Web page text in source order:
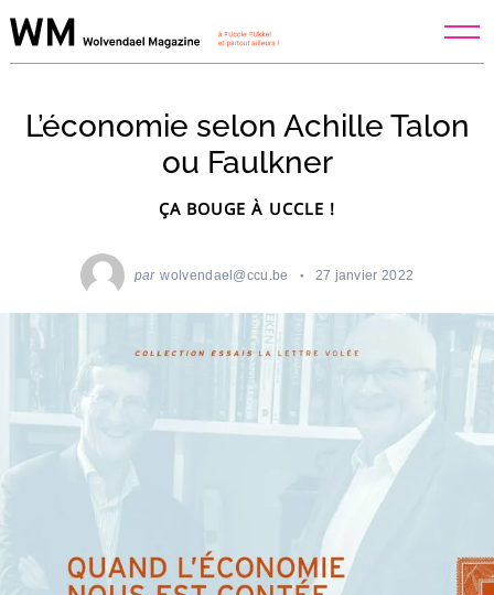
Skip
to
L’économie selon Achille Talon
ou Faulkner
ÇA BOUGE À UCCLE !
par wolvendael@ccu.be 27 janvier 2022